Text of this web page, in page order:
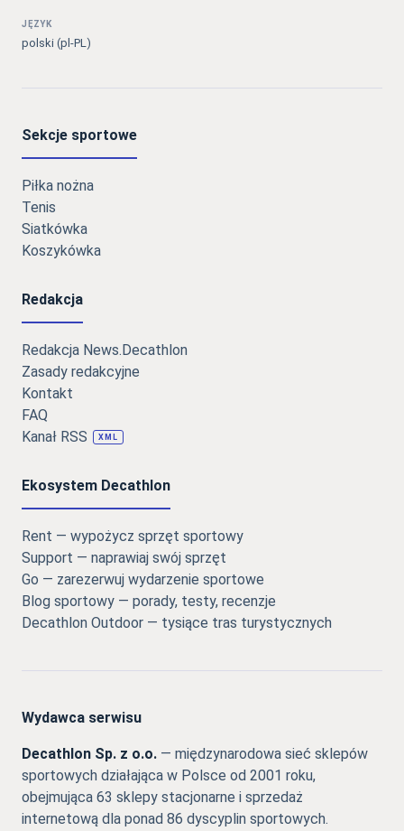
JĘZYK
polski (pl-PL)
Sekcje sportowe
Piłka nożna
Tenis
Siatkówka
Koszykówka
Redakcja
Redakcja News.Decathlon
Zasady redakcyjne
Kontakt
FAQ
Kanał RSS
XML
Ekosystem Decathlon
Rent — wypożycz sprzęt sportowy
Support — naprawiaj swój sprzęt
Go — zarezerwuj wydarzenie sportowe
Blog sportowy — porady, testy, recenzje
Decathlon Outdoor — tysiące tras turystycznych
Wydawca serwisu
Decathlon Sp. z o.o. — międzynarodowa sieć sklepów
sportowych działająca w Polsce od 2001 roku,
obejmująca 63 sklepy stacjonarne i sprzedaż
internetową dla ponad 86 dyscyplin sportowych.